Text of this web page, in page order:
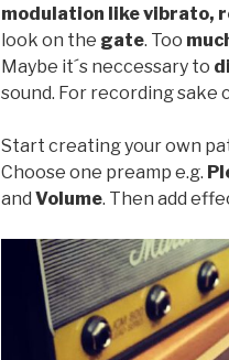
modulation like vibrato,
look on the gate. Too
Maybe it´s neccessary to
sound. For recording sake
Start creating your own
Choose one preamp e.g.
and Volume. Then add